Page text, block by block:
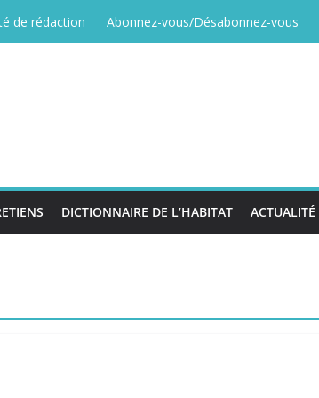
de rédaction Abonnez-vous/Désabonnez-vous
DICTIONNAIRE DE L’HABITAT ACTUALITÉ